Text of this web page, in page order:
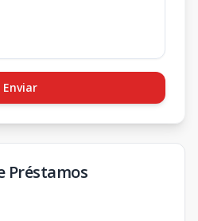
Enviar
Préstamos